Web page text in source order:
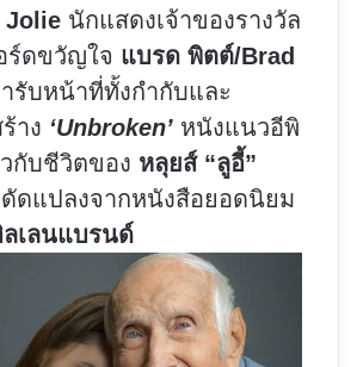
Jolie นักแสดงเจ้าของรางวัล
ร์ดขวัญใจ แบรด พิตต์/Brad
รับหน้าที่ทั้งกำกับและ
าง ‘Unbroken’ หนังแนวอีพิ
กับชีวิตของ หลุยส์ “ลูอี้”
ดแปลงจากหนังสือยอดนิยม
ลเลนแบรนด์